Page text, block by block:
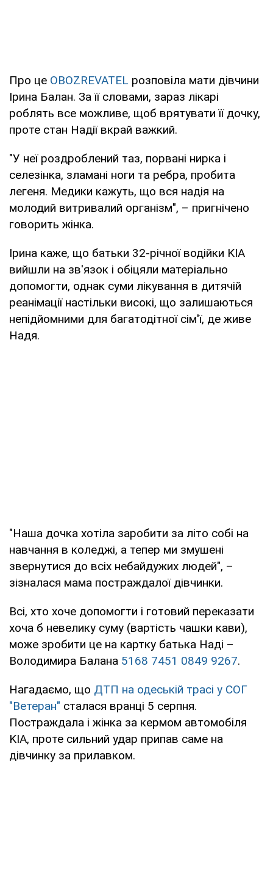
Про це OBOZREVATEL розповіла мати дівчини
Ірина Балан. За її словами, зараз лікарі
роблять все можливе, щоб врятувати її дочку,
проте стан Надії вкрай важкий.
"У неї роздроблений таз, порвані нирка і
селезінка, зламані ноги та ребра, пробита
легеня. Медики кажуть, що вся надія на
молодий витривалий організм", – пригнічено
говорить жінка.
Ірина каже, що батьки 32-річної водійки KIA
вийшли на зв'язок і обіцяли матеріально
допомогти, однак суми лікування в дитячій
реанімації настільки високі, що залишаються
непідйомними для багатодітної сім'ї, де живе
Надя.
"Наша дочка хотіла заробити за літо собі на
навчання в коледжі, а тепер ми змушені
звернутися до всіх небайдужих людей", –
зізналася мама постраждалої дівчинки.
Всі, хто хоче допомогти і готовий переказати
хоча б невелику суму (вартість чашки кави),
може зробити це на картку батька Наді –
Володимира Балана 5168 7451 0849 9267.
Нагадаємо, що ДТП на одеській трасі у СОГ
"Ветеран" сталася вранці 5 серпня.
Постраждала і жінка за кермом автомобіля
KIA, проте сильний удар припав саме на
дівчинку за прилавком.